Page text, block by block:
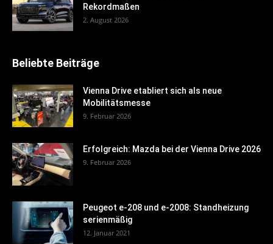
Rekordmaßen
2. August 2026
Beliebte Beiträge
Vienna Drive etabliert sich als neue
Mobilitätsmesse
9. Februar 2026
Erfolgreich: Mazda bei der Vienna Drive 2026
9. Februar 2026
Peugeot e-208 und e-2008: Standheizung
serienmäßig
12. Januar 2021